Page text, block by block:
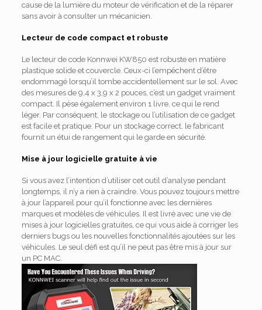
cause de la lumière du moteur de vérification et de la réparer
sans avoir à consulter un mécanicien.
Lecteur de code compact et robuste
Le lecteur de code Konnwei KW850 est robuste en matière
plastique solide et couvercle. Ceux-ci l’empêchent d’être
endommagé lorsqu’il tombe accidentellement sur le sol. Avec
des mesures de 9,4 x 3,9 x 2 pouces, c’est un gadget vraiment
compact. Il pèse également environ 1 livre, ce qui le rend
léger. Par conséquent, le stockage ou l’utilisation de ce gadget
est facile et pratique. Pour un stockage correct, le fabricant
fournit un étui de rangement qui le garde en sécurité.
Mise à jour logicielle gratuite à vie
Si vous avez l’intention d’utiliser cet outil d’analyse pendant
longtemps, il n’y a rien à craindre. Vous pouvez toujours mettre
à jour l’appareil pour qu’il fonctionne avec les dernières
marques et modèles de véhicules. Il est livré avec une vie de
mises à jour logicielles gratuites, ce qui vous aide à corriger les
derniers bugs ou les nouvelles fonctionnalités ajoutées sur les
véhicules. Le seul défi est qu’il ne peut pas être mis à jour sur
un PC MAC.